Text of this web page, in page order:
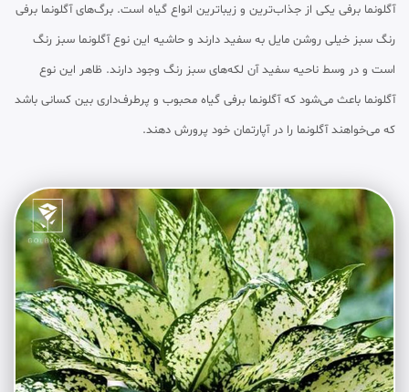
آگلونما برفی یکی از جذاب‌ترین و زیباترین انواع گیاه است. برگ‌های آگلونما برفی
رنگ سبز خیلی روشن مایل به سفید دارند و حاشیه این نوع آگلونما سبز رنگ
است و در وسط ناحیه سفید آن لکه‌های سبز رنگ وجود دارند. ظاهر این نوع
آگلونما باعث می‌شود که آگلونما برفی گیاه محبوب و پرطرف‌داری بین کسانی باشد
که می‌خواهند آگلونما را در آپارتمان خود پرورش دهند.